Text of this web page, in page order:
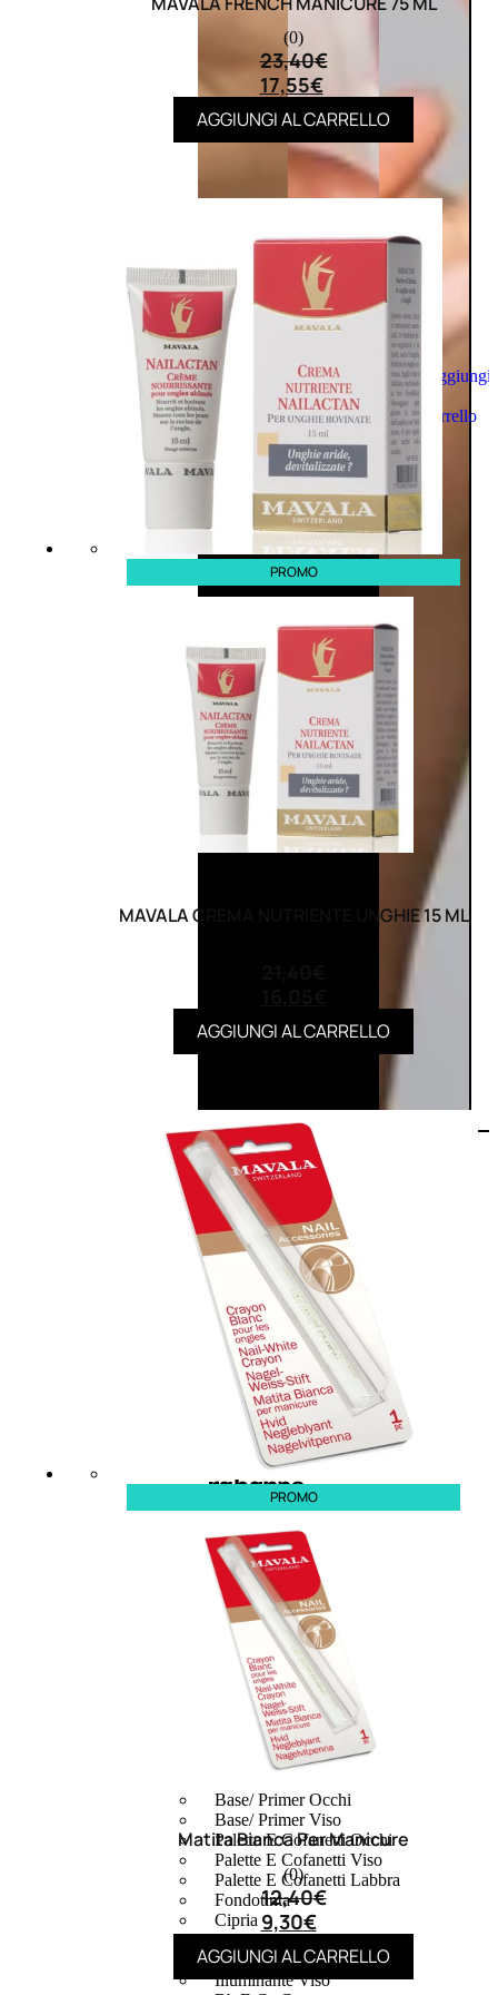
Aggiungi
carrello
MAKE UP
Base/ Primer Occhi
Base/ Primer Viso
Palette E Cofanetti Occhi
Palette E Cofanetti Viso
Palette E Cofanetti Labbra
Fondotinta
Cipria
Terre Abbronzanti
Illuminante Viso
(0)
23,40€
17,55€
AGGIUNGI AL CARRELLO
PROMO
MAVALA CREMA NUTRIENTE UNGHIE 15 ML
AGGIUNGI AL CARRELLO
PROMO
Matita Bianca Per Manicure
(0)
12,40€
9,30€
AGGIUNGI AL CARRELLO